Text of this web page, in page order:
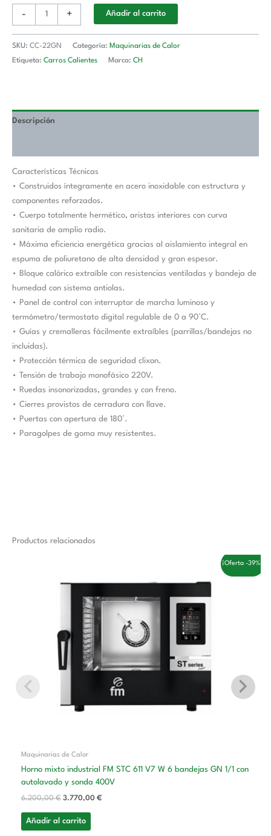
- + Añadir al carrito
SKU: CC-22GN Categoría: Maquinarias de Calor
Etiqueta: Carros Calientes Marca: CH
Descripción
Características Técnicas
• Construidos íntegramente en acero inoxidable con estructura y
componentes reforzados.
• Cuerpo totalmente hermético, aristas interiores con curva
sanitaria de amplio radio.
• Máxima eficiencia energética gracias al aislamiento integral en
espuma de poliuretano de alta densidad y gran espesor.
• Bloque calórico extraíble con resistencias ventiladas y bandeja de
humedad con sistema antiolas.
• Panel de control con interruptor de marcha luminoso y
termómetro/termostato digital regulable de 0 a 90°C.
• Guías y cremalleras fácilmente extraíbles (parrillas/bandejas no
incluidas).
• Protección térmica de seguridad clixon.
• Tensión de trabajo monofásico 220V.
• Ruedas insonorizadas, grandes y con freno.
• Cierres provistos de cerradura con llave.
• Puertas con apertura de 180°.
• Paragolpes de goma muy resistentes.
Productos relacionados
¡Oferta -39%!
Maquinarias de Calor
Horno mixto industrial FM STC 611 V7 W 6 bandejas GN 1/1 con
autolavado y sonda 400V
6.200,00€
6.200,00 €.
3.770,00 €
3.770,00 €.
Añadir al carrito